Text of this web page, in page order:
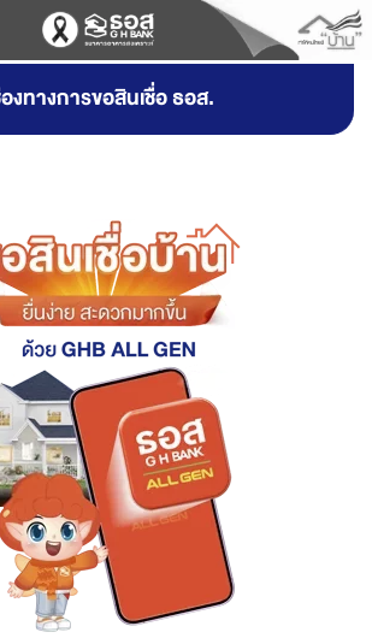
งทางการขอสินเชื่อ ธอส.